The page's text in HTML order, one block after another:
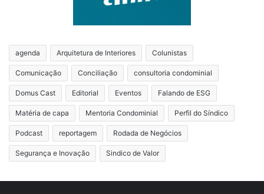
agenda Arquitetura de Interiores Colunistas
Comunicação Conciliação consultoria condominial
Domus Cast Editorial Eventos Falando de ESG
Matéria de capa Mentoria Condominial Perfil do Síndico
Podcast reportagem Rodada de Negócios
Segurança e Inovação Sindico de Valor